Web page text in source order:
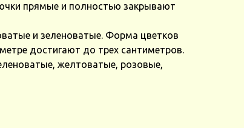
прямые и полностью закрывают
и зеленоватые. Форма цветков
достигают до трех сантиметров.
желтоватые, розовые,